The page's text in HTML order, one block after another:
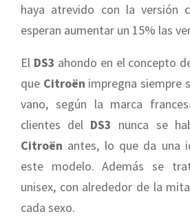
haya atrevido con la versión
esperan aumentar un 15% las
El DS3 ahondo en el concepto
que Citroën impregna siempre
vano, según la marca
clientes del DS3 nunca se
Citroën antes, lo que da una
este modelo. Además se
unisex, con alrededor de la
cada sexo.